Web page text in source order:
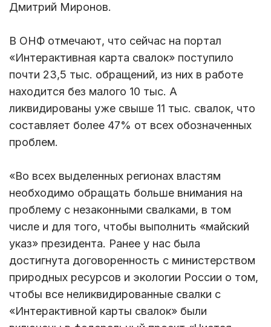
Дмитрий Миронов.
В ОНФ отмечают, что сейчас на портал
«Интерактивная карта свалок» поступило
почти 23,5 тыс. обращений, из них в работе
находится без малого 10 тыс. А
ликвидированы уже свыше 11 тыс. свалок, что
составляет более 47% от всех обозначенных
проблем.
«Во всех выделенных регионах властям
необходимо обращать больше внимания на
проблему с незаконными свалками, в том
числе и для того, чтобы выполнить «майский
указ» президента. Ранее у нас была
достигнута договоренность с министерством
природных ресурсов и экологии России о том,
чтобы все неликвидированные свалки с
«Интерактивной карты свалок» были